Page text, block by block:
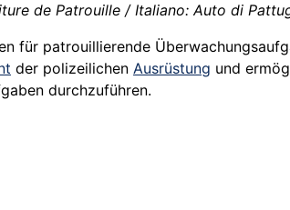
de Patrouille / Italiano: Auto di
für patrouillierende
der polizeilichen Ausrüstung und
durchzuführen.